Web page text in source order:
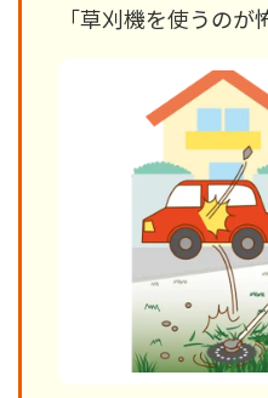
「草刈機を使うのが